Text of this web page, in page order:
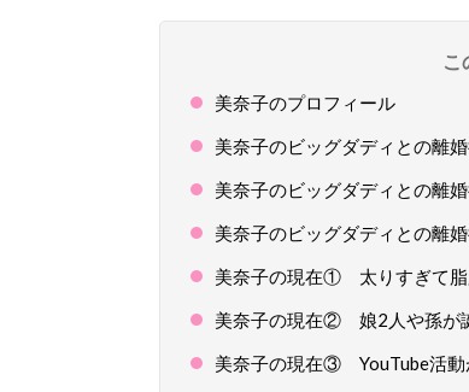
こ
美奈子のプロフィール
美奈子のビッグダディとの離
美奈子のビッグダディとの離
美奈子のビッグダディとの離
美奈子の現在① 太りすぎて脂
美奈子の現在② 娘2人や孫が
美奈子の現在③ YouTube活動